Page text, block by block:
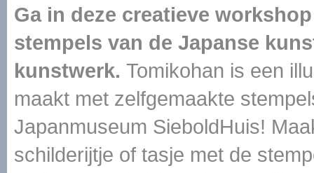
Ga in deze creatieve
stempels van de Japanse
kunstwerk. Tomikohan is een
maakt met zelfgemaakte
Japanmuseum SieboldHuis!
schilderijtje of tasje met de